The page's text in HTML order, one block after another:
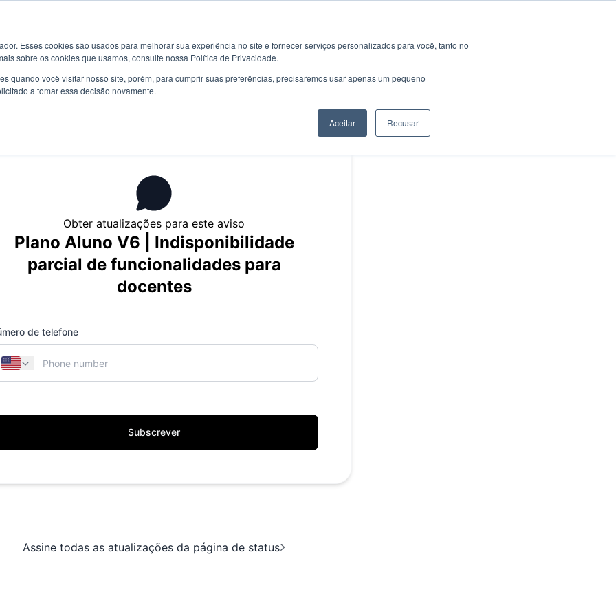
Esses cookies são usados ​​para melhorar sua experiência no site e fornecer serviços personalizados para você, tanto no
sobre os cookies que usamos, consulte nossa Política de Privacidade.
quando você visitar nosso site, porém, para cumprir suas preferências, precisaremos usar apenas um pequeno
a tomar essa decisão novamente.
Aceitar Recusar
Relatar um problema Obter actualizações
SMS
Obter atualizações para este aviso
Plano Aluno V6 | Indisponibilidade
parcial de funcionalidades para
docentes
de telefone
Subscrever
Assine todas as atualizações da página de status